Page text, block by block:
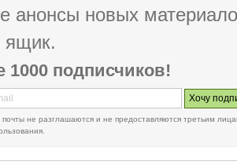
анонсы новых
ящик.
1000 подписчиков!
не разглашаются и не предоставляются третьим